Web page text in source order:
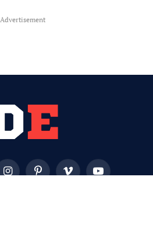
Advertisement
InstagramPinterestVimeo YouTube